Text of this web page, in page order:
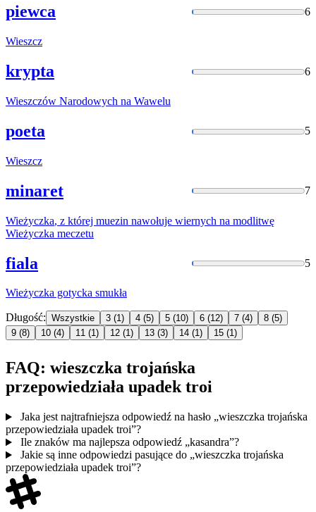
piewca 6
Wieszcz
krypta 6
Wieszczów Narodowych na Wawelu
poeta 5
Wieszcz
minaret 7
Wieżyczka, z której muezin nawołuje wiernych na modlitwę
Wieżyczka meczetu
fiala 5
Wieżyczka gotycka smukła
Długość: Wszystkie 3 (1) 4 (5) 5 (10) 6 (12) 7 (4) 8 (5)
9 (8) 10 (4) 11 (1) 12 (1) 13 (3) 14 (1) 15 (1)
FAQ: wieszczka trojańska
przepowiedziała upadek troi
Jaka jest najtrafniejsza odpowiedź na hasło „wieszczka trojańska
przepowiedziała upadek troi”?
Ile znaków ma najlepsza odpowiedź „kasandra”?
Jakie są inne odpowiedzi pasujące do „wieszczka trojańska
przepowiedziała upadek troi”?